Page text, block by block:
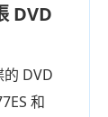
DVD
DVD
和